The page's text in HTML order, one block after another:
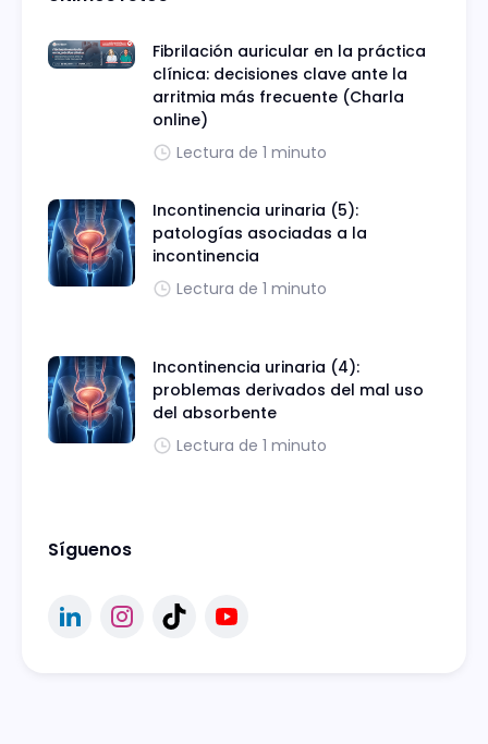
Fibrilación auricular en la práctica
clínica: decisiones clave ante la
arritmia más frecuente (Charla
online)
Lectura de 1 minuto
Incontinencia urinaria (5):
patologías asociadas a la
incontinencia
Lectura de 1 minuto
Incontinencia urinaria (4):
problemas derivados del mal uso
del absorbente
Lectura de 1 minuto
Síguenos